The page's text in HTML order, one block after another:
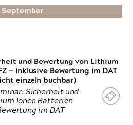
September
und Bewertung von Lithium
— inklusive Bewertung im DAT
einzeln buchbar)
Sicherheit und
Ionen Batterien
im DAT